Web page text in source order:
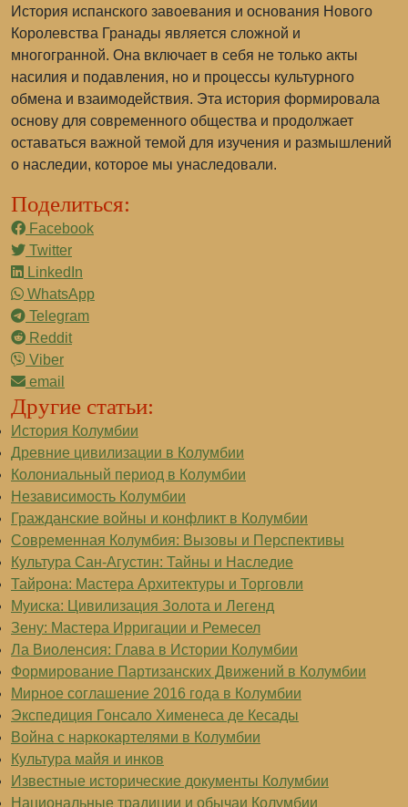
История испанского завоевания и основания Нового
Королевства Гранады является сложной и
многогранной. Она включает в себя не только акты
насилия и подавления, но и процессы культурного
обмена и взаимодействия. Эта история формировала
основу для современного общества и продолжает
оставаться важной темой для изучения и размышлений
о наследии, которое мы унаследовали.
Поделиться:
Facebook
Twitter
LinkedIn
WhatsApp
Telegram
Reddit
Viber
email
Другие статьи:
История Колумбии
Древние цивилизации в Колумбии
Колониальный период в Колумбии
Независимость Колумбии
Гражданские войны и конфликт в Колумбии
Современная Колумбия: Вызовы и Перспективы
Культура Сан-Агустин: Тайны и Наследие
Тайрона: Мастера Архитектуры и Торговли
Муиска: Цивилизация Золота и Легенд
Зену: Мастера Ирригации и Ремесел
Ла Виоленсия: Глава в Истории Колумбии
Формирование Партизанских Движений в Колумбии
Мирное соглашение 2016 года в Колумбии
Экспедиция Гонсало Хименеса де Кесады
Война с наркокартелями в Колумбии
Культура майя и инков
Известные исторические документы Колумбии
Национальные традиции и обычаи Колумбии